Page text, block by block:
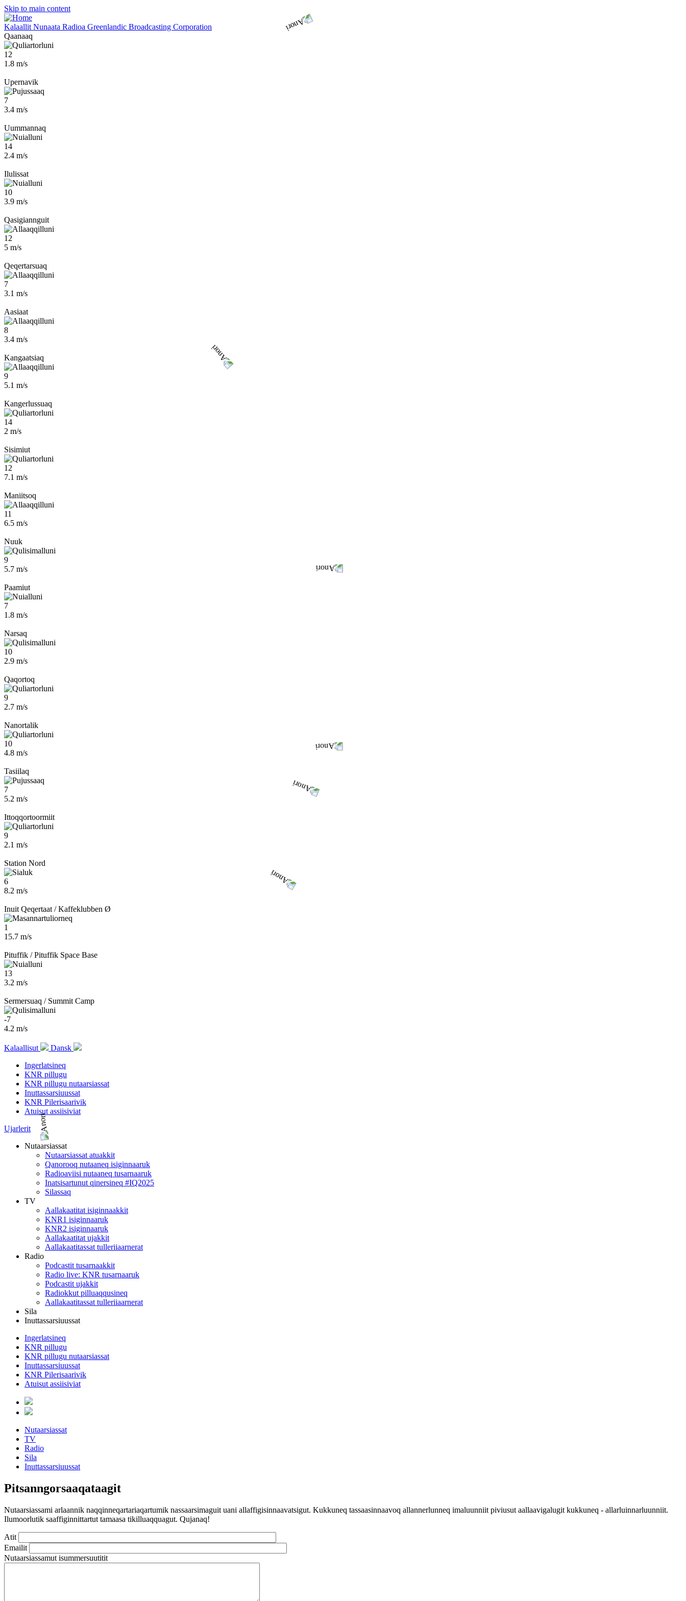
Skip to main content
Kalaallit Nunaata Radioa Greenlandic Broadcasting Corporation
Qaanaaq
12
1.8 m/s
Upernavik
7
3.4 m/s
Uummannaq
14
2.4 m/s
Ilulissat
10
3.9 m/s
Qasigiannguit
12
5 m/s
Qeqertarsuaq
7
3.1 m/s
Aasiaat
8
3.4 m/s
Kangaatsiaq
9
5.1 m/s
Kangerlussuaq
14
2 m/s
Sisimiut
12
7.1 m/s
Maniitsoq
11
6.5 m/s
Nuuk
9
5.7 m/s
Paamiut
7
1.8 m/s
Narsaq
10
2.9 m/s
Qaqortoq
9
2.7 m/s
Nanortalik
10
4.8 m/s
Tasiilaq
7
5.2 m/s
Ittoqqortoormiit
9
2.1 m/s
Station Nord
6
8.2 m/s
Inuit Qeqertaat / Kaffeklubben Ø
1
15.7 m/s
Pituffik / Pituffik Space Base
13
3.2 m/s
Sermersuaq / Summit Camp
-7
4.2 m/s
Kalaallisut
Dansk
Ingerlatsineq
KNR pillugu
KNR pillugu nutaarsiassat
Inuttassarsiuussat
KNR Pilerisaarivik
Atuisut assiisiviat
Ujarlerit
Nutaarsiassat
Nutaarsiassat atuakkit
Qanorooq nutaaneq isiginnaaruk
Radioaviisi nutaaneq tusarnaaruk
Inatsisartunut qinersineq #IQ2025
Silassaq
TV
Aallakaatitat isiginnaakkit
KNR1 isiginnaaruk
KNR2 isiginnaaruk
Aallakaatitat ujakkit
Aallakaatitassat tulleriiaarnerat
Radio
Podcastit tusarnaakkit
Radio live: KNR tusarnaaruk
Podcastit ujakkit
Radiokkut pilluaqqusineq
Aallakaatitassat tulleriiaarnerat
Sila
Inuttassarsiuussat
Ingerlatsineq
KNR pillugu
KNR pillugu nutaarsiassat
Inuttassarsiuussat
KNR Pilerisaarivik
Atuisut assiisiviat
Nutaarsiassat
TV
Radio
Sila
Inuttassarsiuussat
Pitsanngorsaaqataagit
Nutaarsiassami arlaannik naqqinneqartariaqartumik nassaarsimaguit uani allaffigisinnaavatsigut. Kukkuneq tassaasinnaavoq allannerlunneq imaluunniit piviusut aallaavigalugit kukkuneq - allarluinnarluunniit.
Ilumoorlutik saaffiginnittartut tamaasa tikilluaqquagut. Qujanaq!
Atit
Emailit
Nutaarsiassamut isummersuutitit